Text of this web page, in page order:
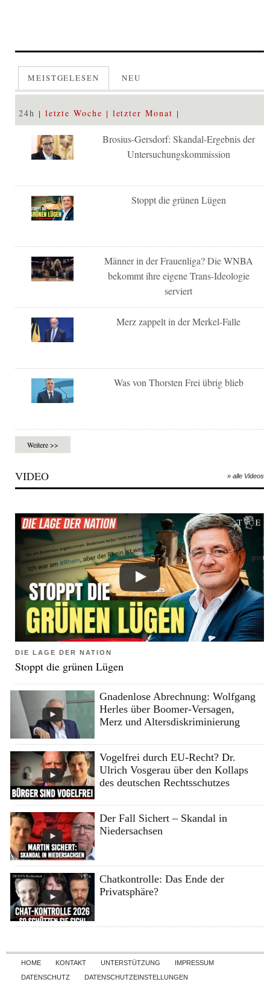
MEISTGELESEN NEU
24h letzte Woche letzter Monat
Brosius-Gersdorf: Skandal-Ergebnis der
Untersuchungskommission
Stoppt die grünen Lügen
Männer in der Frauenliga? Die WNBA
bekommt ihre eigene Trans-Ideologie
serviert
Merz zappelt in der Merkel-Falle
Was von Thorsten Frei übrig blieb
Weitere >>
VIDEO » alle Videos
DIE LAGE DER NATION
Stoppt die grünen Lügen
Gnadenlose Abrechnung: Wolfgang
Herles über Boomer-Versagen,
Merz und Altersdiskriminierung
Vogelfrei durch EU-Recht? Dr.
Ulrich Vosgerau über den Kollaps
des deutschen Rechtsschutzes
Der Fall Sichert – Skandal in
Niedersachsen
Chatkontrolle: Das Ende der
Privatsphäre?
Skip to content
HOME KONTAKT UNTERSTÜTZUNG
IMPRESSUM
DATENSCHUTZ
DATENSCHUTZEINSTELLUNGEN